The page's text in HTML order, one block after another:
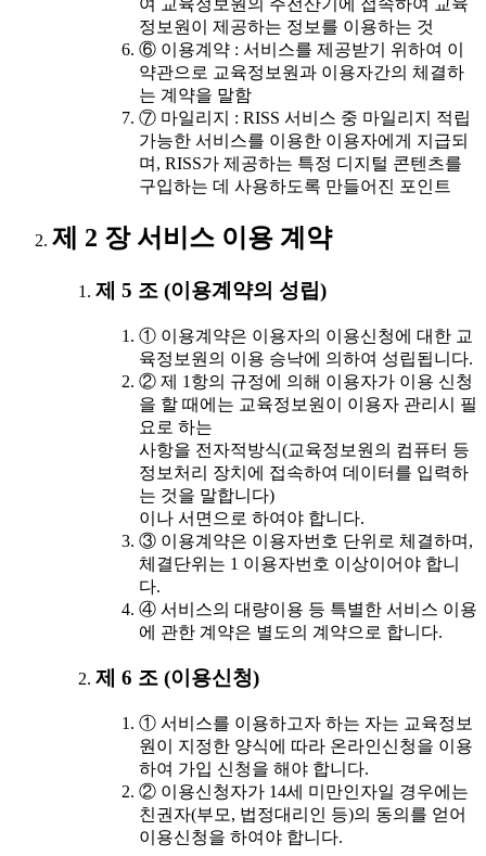
여 교육정보원의 주전산기에 접속하여 교육
정보원이 제공하는 정보를 이용하는 것
⑥ 이용계약 : 서비스를 제공받기 위하여 이
약관으로 교육정보원과 이용자간의 체결하
는 계약을 말함
⑦ 마일리지 : RISS 서비스 중 마일리지 적립
가능한 서비스를 이용한 이용자에게 지급되
며, RISS가 제공하는 특정 디지털 콘텐츠를
구입하는 데 사용하도록 만들어진 포인트
제 2 장 서비스 이용 계약
제 5 조 (이용계약의 성립)
① 이용계약은 이용자의 이용신청에 대한 교
육정보원의 이용 승낙에 의하여 성립됩니다.
② 제 1항의 규정에 의해 이용자가 이용 신청
을 할 때에는 교육정보원이 이용자 관리시 필
요로 하는
사항을 전자적방식(교육정보원의 컴퓨터 등
정보처리 장치에 접속하여 데이터를 입력하
는 것을 말합니다)
이나 서면으로 하여야 합니다.
③ 이용계약은 이용자번호 단위로 체결하며,
체결단위는 1 이용자번호 이상이어야 합니
다.
④ 서비스의 대량이용 등 특별한 서비스 이용
에 관한 계약은 별도의 계약으로 합니다.
제 6 조 (이용신청)
① 서비스를 이용하고자 하는 자는 교육정보
원이 지정한 양식에 따라 온라인신청을 이용
하여 가입 신청을 해야 합니다.
② 이용신청자가 14세 미만인자일 경우에는
친권자(부모, 법정대리인 등)의 동의를 얻어
이용신청을 하여야 합니다.